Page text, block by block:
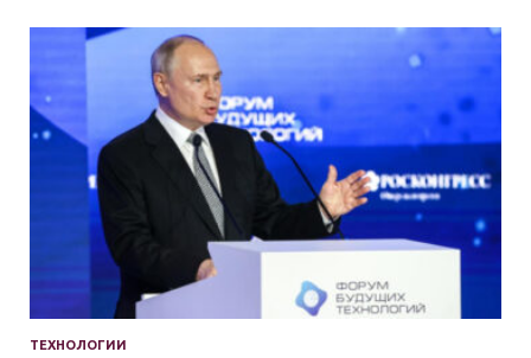
ТЕХНОЛОГИИ